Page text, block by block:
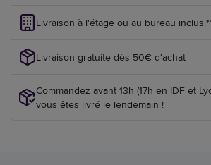
Livraison à l'étage ou au bureau
Livraison gratuite dès 50€ d'achat
Commandez avant 13h (17h en IDF et
vous êtes livré le lendemain !